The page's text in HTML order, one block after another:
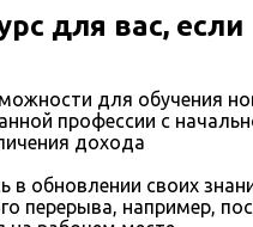
для вас, если
для обучения
профессии с
дохода
в обновлении своих
перерыва, например,